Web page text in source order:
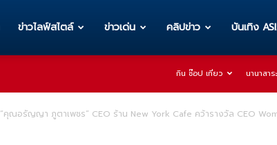
ข่าวไลฟ์สไตล์ ข่าวเด่น คลิปข่าว บันเทิง
กิน ช๊อป เที่ยว นานาสาระ
“คุณอรัญญา ภูตาเพชร” CEO ร้าน New York Cafe คว้ารางวัล CEO